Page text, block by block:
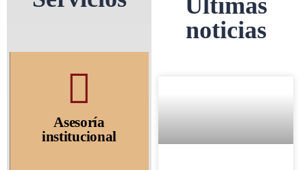
Asesoría
institucional
Ultimas
noticias